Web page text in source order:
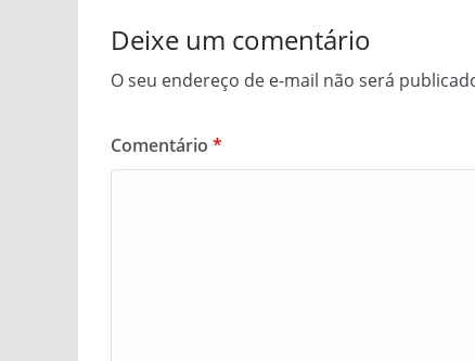
Deixe um comentário
O seu endereço de e-mail não será
Comentário *